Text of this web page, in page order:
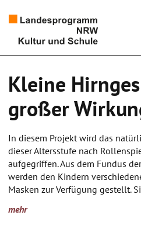
Künstlerpool
Kultur und Schule
home Impressum
Kleine
großer
In diesem Projekt wird das
dieser Altersstufe nach
aufgegriffen. Aus dem Fundus
werden den Kindern
Masken zur Verfügung gestellt.
schlüpfen und eigene
mehr